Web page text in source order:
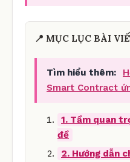
📍 MỤC LỤC BÀI
Tìm hiểu thêm:
Smart Contract
1. Tầm quan
đề
2. Hướng dẫn